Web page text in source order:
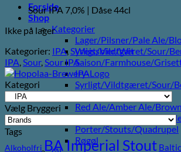
Forside
Shop
Kategorier
Lager/Pilsner/Pale Ale/
Weissbier/Wit
Saison/Farmhouse/
IPA
Syrligt/Vildtgæret/Sour/
Mjød/Melomel/Braggot
Red Ale/Amber Ale/
Strong Ale/Dark Ale/
Porter/Stouts/Quadrupel
Røgøl
Sour IPA 7,0% | Dåse 44cl
Ikke på lager
Kategorier: IPA,Syrligt/Vildtgæret/Sour/
IPA,Sour,Sour IPA
Kategori
Vælg Bryggeri
Tags
Alkoholfri BA Imperial Stout